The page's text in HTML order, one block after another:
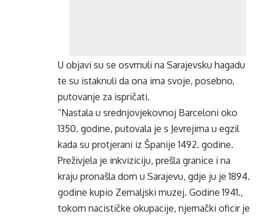
U objavi su se osvrnuli na Sarajevsku hagadu
te su istaknuli da ona ima svoje, posebno,
putovanje za ispričati.
“Nastala u srednjovjekovnoj Barceloni oko
1350. godine, putovala je s Jevrejima u egzil
kada su protjerani iz Španije 1492. godine.
Preživjela je inkviziciju, prešla granice i na
kraju pronašla dom u Sarajevu, gdje ju je 1894.
godine kupio Zemaljski muzej. Godine 1941.,
tokom nacističke okupacije, njemački oficir je